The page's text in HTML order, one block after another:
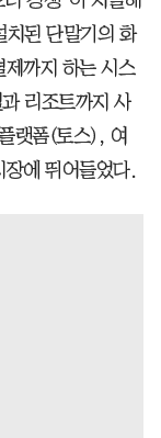
치된 단말기의 화
까지 하는 시스
리조트까지 사
랫폼(토스), 여
에 뛰어들었다.